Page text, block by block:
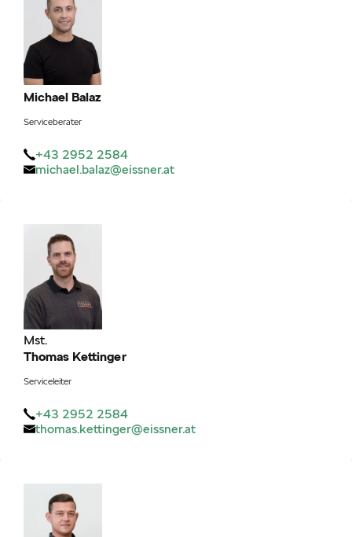
Michael Balaz
Serviceberater
+43 2952 2584
michael.balaz@eissner.at
Mst.
Thomas Kettinger
Serviceleiter
+43 2952 2584
thomas.kettinger@eissner.at